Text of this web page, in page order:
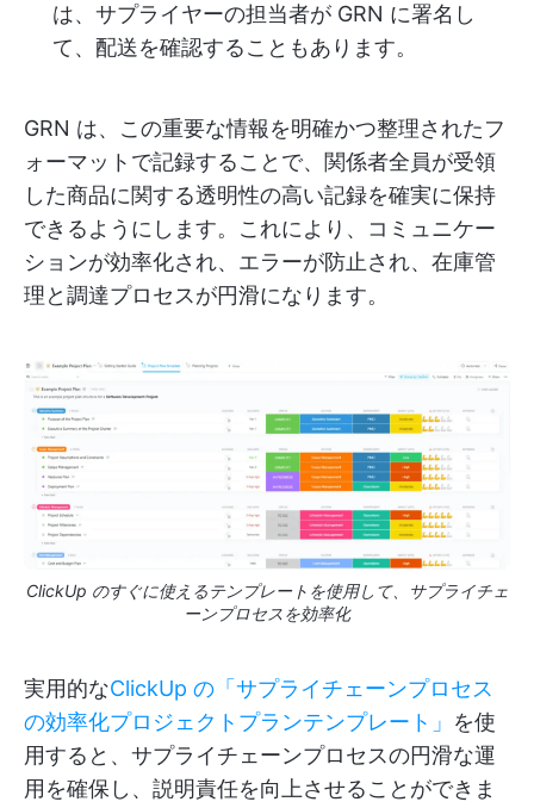
は、サプライヤーの担当者が GRN に署名し
て、配送を確認することもあります。
GRN は、この重要な情報を明確かつ整理されたフ
ォーマットで記録することで、関係者全員が受領
した商品に関する透明性の高い記録を確実に保持
できるようにします。これにより、コミュニケー
ションが効率化され、エラーが防止され、在庫管
理と調達プロセスが円滑になります。
ClickUp のすぐに使えるテンプレートを使用して、サプライチェ
ーンプロセスを効率化
実用的なClickUp の「サプライチェーンプロセス
の効率化プロジェクトプランテンプレート」 を使
用すると、サプライチェーンプロセスの円滑な運
用を確保し、説明責任を向上させることができま